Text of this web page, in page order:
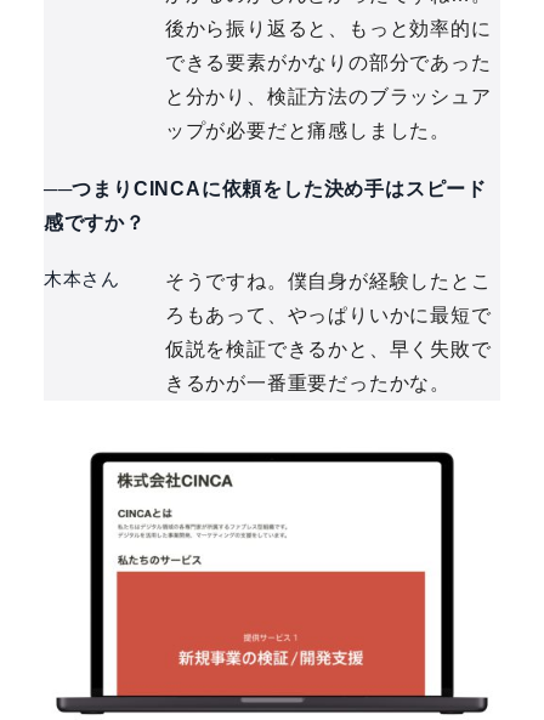
後から振り返ると、もっと効率的に
できる要素がかなりの部分であった
と分かり、検証方法のブラッシュア
ップが必要だと痛感しました。
──つまりCINCAに依頼をした決め手はスピード
感ですか？
木本さん
そうですね。僕自身が経験したとこ
ろもあって、やっぱりいかに最短で
仮説を検証できるかと、早く失敗で
きるかが一番重要だったかな。